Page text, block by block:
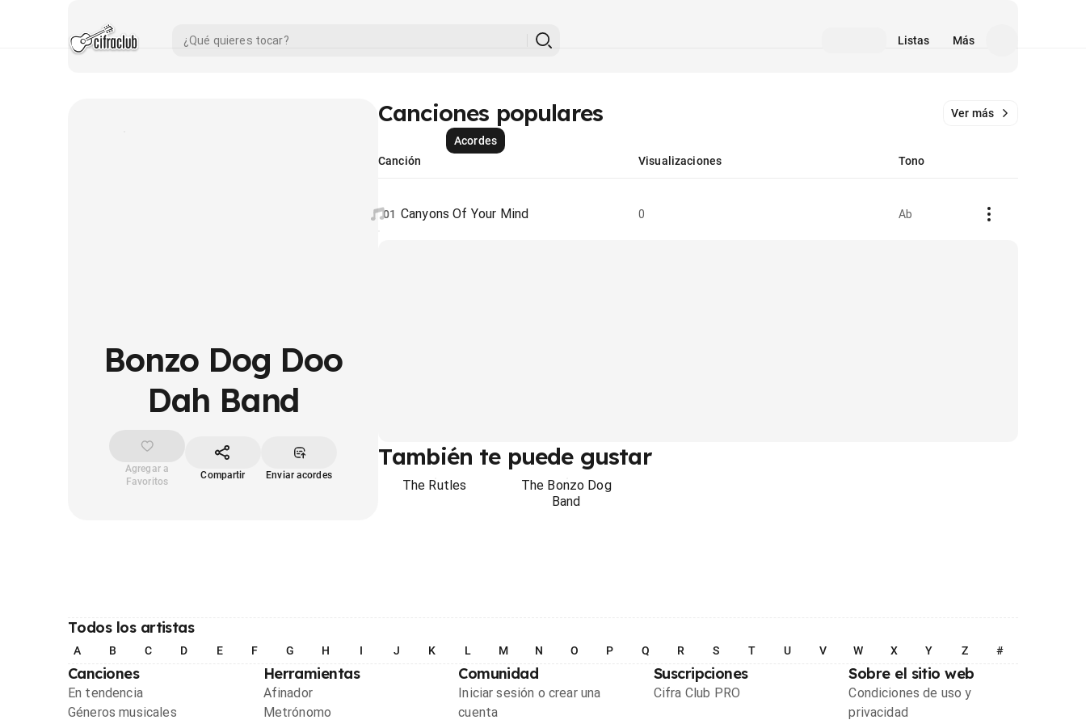
Listas Más
Bonzo Dog Doo
Dah Band
Agregar a
Favoritos
Compartir Enviar acordes
Canciones populares Ver más
Acordes
Canción
Visualizaciones Tono
01 Canyons Of Your Mind 0 Ab
También te puede gustar
The Rutles
The Bonzo Dog
Band
Todos los artistas
A B C D E F G H I J K L M N O P Q R S T U V W X Y Z #
Canciones
En tendencia
Géneros musicales
Herramientas
Afinador
Metrónomo
Comunidad
Iniciar sesión o crear una
cuenta
Suscripciones
Cifra Club PRO
Sobre el sitio web
Condiciones de uso y
privacidad